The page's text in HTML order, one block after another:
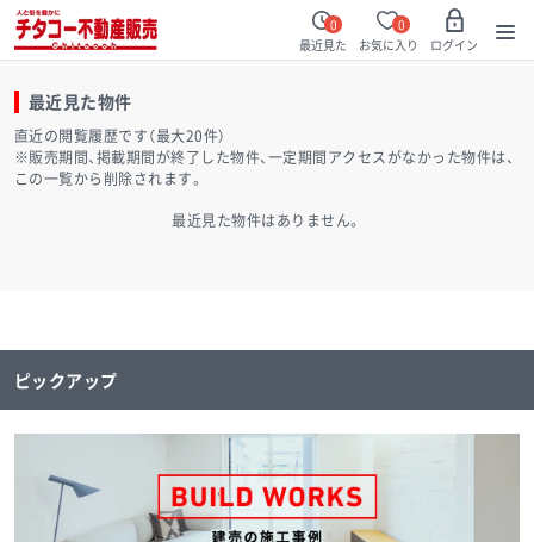
0
最近見た
0
お気に入り
ログイン
最近見た物件
直近の閲覧履歴です（最大20件）
※販売期間、掲載期間が終了した物件、一定期間アクセスがなかった物件は、
この一覧から削除されます。
最近見た物件はありません。
ピックアップ